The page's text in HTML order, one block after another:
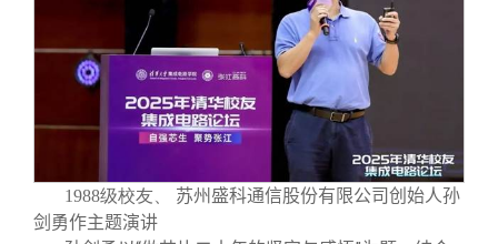
1988级校友、
苏州盛科通信股份有限公司创始人孙
剑勇作主题演讲